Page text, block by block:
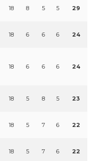
18 8 5 5 29
18 6 6 6 24
18 6 6 6 24
18 5 8 5 23
18 5 7 6 22
18 5 7 6 22